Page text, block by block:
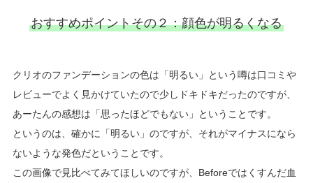
おすすめポイントその２：顔色が明るくなる
クリオのファンデーションの色は「明るい」という噂は口コミや
レビューでよく見かけていたので少しドキドキだったのですが、
あーたんの感想は「思ったほどでもない」ということです。
というのは、確かに「明るい」のですが、それがマイナスになら
ないような発色だということです。
この画像で見比べてみてほしいのですが、Beforeではくすんだ血